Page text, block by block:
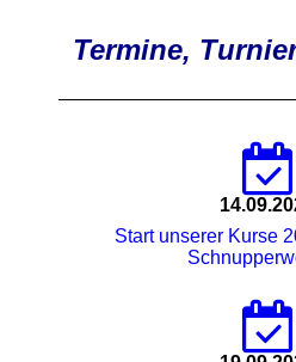
Termine,
Start unserer Kurse